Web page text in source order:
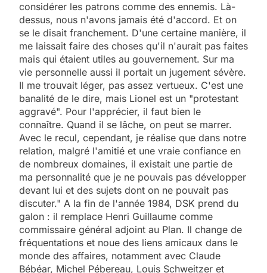
considérer les patrons comme des ennemis. Là-
dessus, nous n'avons jamais été d'accord. Et on
se le disait franchement. D'une certaine manière, il
me laissait faire des choses qu'il n'aurait pas faites
mais qui étaient utiles au gouvernement. Sur ma
vie personnelle aussi il portait un jugement sévère.
Il me trouvait léger, pas assez vertueux. C'est une
banalité de le dire, mais Lionel est un "protestant
aggravé". Pour l'apprécier, il faut bien le
connaître. Quand il se lâche, on peut se marrer.
Avec le recul, cependant, je réalise que dans notre
relation, malgré l'amitié et une vraie confiance en
de nombreux domaines, il existait une partie de
ma personnalité que je ne pouvais pas développer
devant lui et des sujets dont on ne pouvait pas
discuter." A la fin de l'année 1984, DSK prend du
galon : il remplace Henri Guillaume comme
commissaire général adjoint au Plan. Il change de
fréquentations et noue des liens amicaux dans le
monde des affaires, notamment avec Claude
Bébéar, Michel Pébereau, Louis Schweitzer et